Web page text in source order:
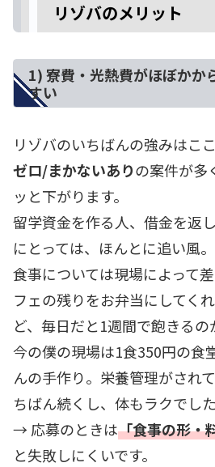
リゾバのメリット
1) 寮費・光熱費がほぼか
すい
リゾバのいちばんの強みはここ
ゼロ/まかないありの案件が多
ッと下がります。
留学資金を作る人、借金を返
にとっては、ほんとに追い風。
食事については現場によって
フェの残りをお弁当にしてく
ど、毎日だと1週間で飽きるの
今の僕の現場は1食350円の食
んの手作り。栄養管理がされ
ちばん続くし、体もラクでした
→ 応募のときは「食事の形・
と失敗しにくいです。